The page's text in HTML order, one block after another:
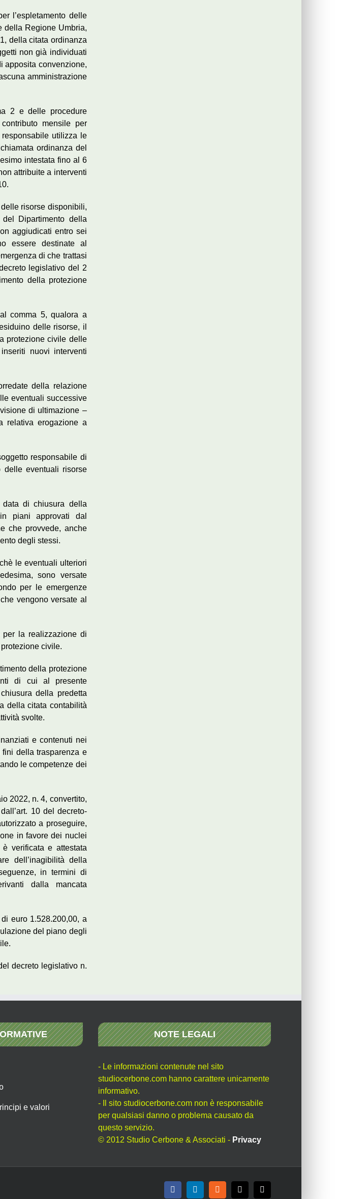
l’espletamento delle
della Regione Umbria,
della citata ordinanza
non già individuati
apposita convenzione,
amministrazione
2 e delle procedure
mensile per
responsabile utilizza le
ordinanza del
intestata fino al 6
attribuite a interventi
risorse disponibili,
Dipartimento della
aggiudicati entro sei
essere destinate al
di che trattasi
legislativo del 2
della protezione
comma 5, qualora a
delle risorse, il
protezione civile delle
nuovi interventi
della relazione
eventuali successive
di ultimazione –
relativa erogazione a
responsabile di
eventuali risorse
di chiusura della
piani approvati dal
che provvede, anche
degli stessi.
le eventuali ulteriori
sono versate
per le emergenze
vengono versate al
la realizzazione di
civile.
della protezione
di cui al presente
della predetta
della citata contabilità
svolte.
e contenuti nei
della trasparenza e
le competenze dei
2022, n. 4, convertito,
10 del decreto-
a proseguire,
in favore dei nuclei
verificata e attestata
dell’inagibilità della
in termini di
dalla mancata
euro 1.528.200,00, a
del piano degli
decreto legislativo n.
e valori
NOTE LEGALI
- Le informazioni contenute nel sito
studiocerbone.com hanno carattere unicamente
informativo.
- Il sito studiocerbone.com non è responsabile
per qualsiasi danno o problema causato da
questo servizio.
© 2012 Studio Cerbone & Associati - Privacy
FacebookLinkedInRss X Email